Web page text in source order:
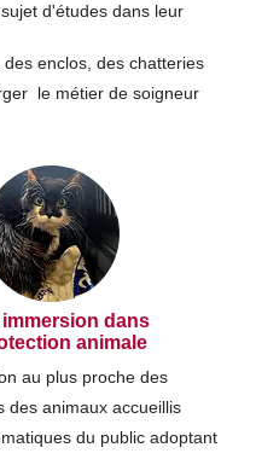
d'études dans leur
des enclos, des chatteries
le métier de soigneur
immersion dans
animale
au plus proche des
des animaux accueillis
du public adoptant